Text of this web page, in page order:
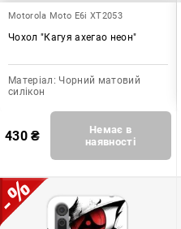
Motorola Moto E6i XT2053
Чохол "Кагуя ахегао неон"
Матеріал: Чорний матовий
силікон
430₴
Немає в
наявності